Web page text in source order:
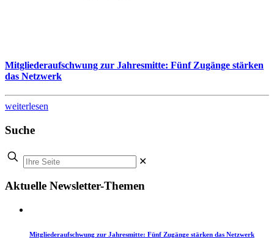
Mitgliederaufschwung zur Jahresmitte: Fünf Zugänge stärken
das Netzwerk
weiterlesen
Suche
✕
Aktuelle Newsletter-Themen
Mitgliederaufschwung zur Jahresmitte: Fünf Zugänge stärken das Netzwerk